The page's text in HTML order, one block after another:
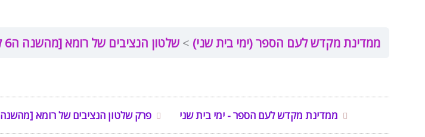
ממדינת מקדש לעם הספר (ימי בית שני) שלטון הנציבים של רומא [מהשנה ה6 לספירה] המרד הגדול
ממדינת מקדש לעם הספר - ימי בית שני פרק שלטון הנציבים של רומא [מהשנה 6 לספירה] המרד הגדול